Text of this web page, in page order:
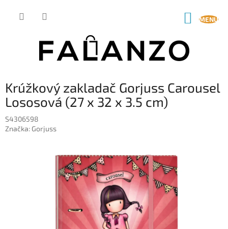
Krúžkový zakladač Gorjuss Carousel
Lososová (27 x 32 x 3.5 cm)
S4306598
Značka: Gorjuss